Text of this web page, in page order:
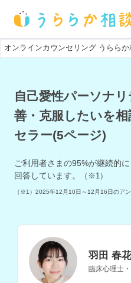
オンラインカウンセリング うららか
自己愛性パーソナ
善・克服したいを
セラー(5ページ)
ご利用者さまの95%が継続的
回答しています。
（※1）
（※1） 2025年12月10日～12月16日のア
羽田 春
臨床心理士